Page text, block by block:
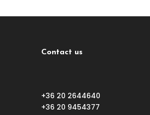
Contact us
+36 20 2644640
+36 20 9454377